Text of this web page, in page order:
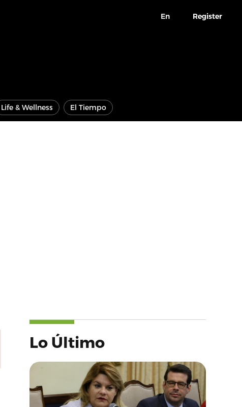
En Register
Life & Wellness El Tiempo
Lo Último